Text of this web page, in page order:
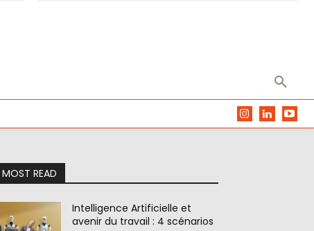
MOST READ
Intelligence Artificielle et
avenir du travail : 4 scénarios